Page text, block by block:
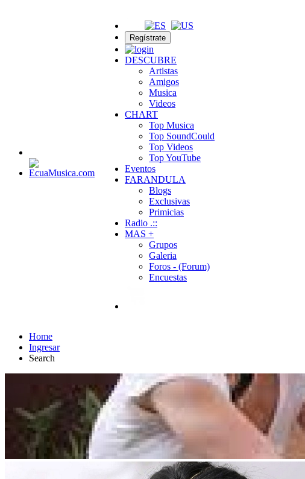
Regístrate
DESCUBRE
Artistas
Amigos
Musica
Videos
CHART
Top Musica
Top SoundCould
Top Videos
Top YouTube
Eventos
FARANDULA
Blogs
Exclusivas
Primicias
Radio .::
MAS +
Grupos
Galeria
Foros - (Forum)
Encuestas
Home
Ingresar
Search